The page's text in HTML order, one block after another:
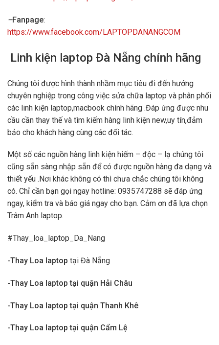
–Fanpage:
https://www.facebook.com/LAPTOPDANANGCOM
Linh kiện laptop Đà Nẵng chính hãng
Chúng tôi được hình thành nhầm mục tiêu đi đến hướng
chuyên nghiệp trong công việc sửa chữa laptop và phân phối
các linh kiện laptop,macbook chính hãng .Đáp ứng được nhu
cầu cần thay thế và tìm kiếm hàng linh kiện new,uy tín,đảm
bảo cho khách hàng cùng các đối tác.
Một số các nguồn hàng linh kiện hiếm – độc – lạ chúng tôi
cũng sẵn sàng nhập sẵn để có được nguồn hàng đa dạng và
thiết yếu .Nơi khác không có thì chưa chắc chúng tôi không
có. Chỉ cần bạn gọi ngay hotline: 0935747288 sẽ đáp ứng
ngay, kiểm tra và báo giá ngay cho bạn. Cảm ơn đã lựa chọn
Trâm Anh laptop.
#Thay_loa_laptop_Da_Nang
-Thay Loa laptop tại Đà Nẵng
-Thay Loa laptop tại quận Hải Châu
-Thay Loa laptop tại quận Thanh Khê
-Thay Loa laptop tại quận Cẩm Lệ